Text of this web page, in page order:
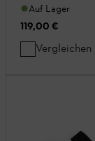
Auf Lager
119,00 €
Vergleichen